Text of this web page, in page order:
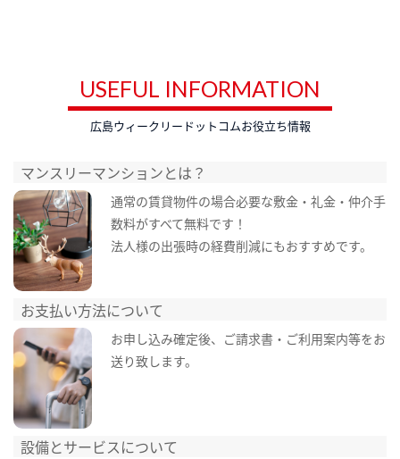
USEFUL INFORMATION
広島ウィークリードットコムお役立ち情報
マンスリーマンションとは？
通常の賃貸物件の場合必要な敷金・礼金・仲介手
数料がすべて無料です！
法人様の出張時の経費削減にもおすすめです。
お支払い方法について
お申し込み確定後、ご請求書・ご利用案内等をお
送り致します。
設備とサービスについて